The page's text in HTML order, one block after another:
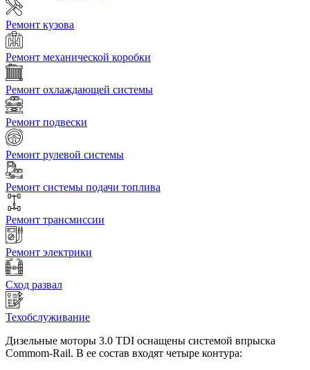
Ремонт кузова
Ремонт механической коробки
Ремонт охлаждающей системы
Ремонт подвески
Ремонт рулевой системы
Ремонт системы подачи топлива
Ремонт трансмиссии
Ремонт электрики
Сход развал
Техобслуживание
Дизельные моторы 3.0 TDI оснащены системой впрыска
Commom-Rail. В ее состав входят четыре контура: